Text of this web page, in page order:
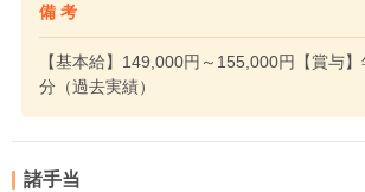
備 考
【基本給】149,000円～155,000円【賞与
分（過去実績）
諸手当